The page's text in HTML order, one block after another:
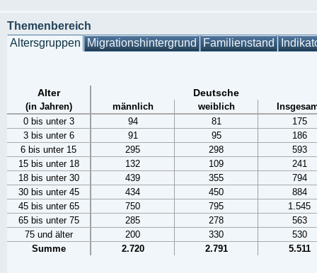
Themenbereich
Altersgruppen Migrationshintergrund Familienstand
Alter Deutsche
(in Jahren) männlich weiblich
0 bis unter 3
94 81
175
3 bis unter 6
91 95
186
6 bis unter 15
295 298
593
15 bis unter 18
132 109
241
18 bis unter 30
439 355
794
30 bis unter 45
434 450
884
45 bis unter 65
750 795
1.545
65 bis unter 75
285 278
563
75 und älter
200 330
530
Summe
2.720 2.791 5.511